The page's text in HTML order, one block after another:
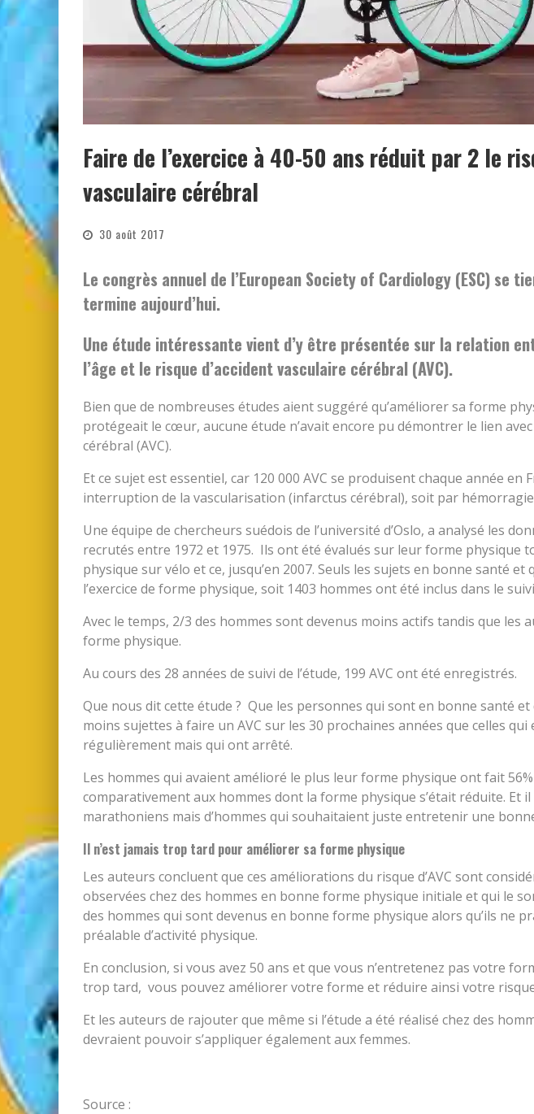
Faire de l’exercice à 40-50 ans réduit par 2 le
vasculaire cérébral
30 août 2017
Le congrès annuel de l’European Society of Cardiology (ESC) se
termine aujourd’hui.
Une étude intéressante vient d’y être présentée sur la relation
l’âge et le risque d’accident vasculaire cérébral (AVC).
Bien que de nombreuses études aient suggéré qu’améliorer sa forme
protégeait le cœur, aucune étude n’avait encore pu démontrer le lien avec
cérébral (AVC).
Et ce sujet est essentiel, car 120 000 AVC se produisent chaque année en
interruption de la vascularisation (infarctus cérébral), soit par
Une équipe de chercheurs suédois de l’université d’Oslo, a analysé les
recrutés entre 1972 et 1975. Ils ont été évalués sur leur forme physique
physique sur vélo et ce, jusqu’en 2007. Seuls les sujets en bonne santé et
l’exercice de forme physique, soit 1403 hommes ont été inclus dans le
Avec le temps, 2/3 des hommes sont devenus moins actifs tandis que les
forme physique.
Au cours des 28 années de suivi de l’étude, 199 AVC ont été enregistrés.
Que nous dit cette étude ? Que les personnes qui sont en bonne santé et
moins sujettes à faire un AVC sur les 30 prochaines années que celles qui
régulièrement mais qui ont arrêté.
Les hommes qui avaient amélioré le plus leur forme physique ont fait 56%
comparativement aux hommes dont la forme physique s’était réduite. Et il
marathoniens mais d’hommes qui souhaitaient juste entretenir une
Il n’est jamais trop tard pour améliorer sa forme physique
Les auteurs concluent que ces améliorations du risque d’AVC sont
observées chez des hommes en bonne forme physique initiale et qui le
des hommes qui sont devenus en bonne forme physique alors qu’ils ne
préalable d’activité physique.
En conclusion, si vous avez 50 ans et que vous n’entretenez pas votre
trop tard, vous pouvez améliorer votre forme et réduire ainsi votre risque
Et les auteurs de rajouter que même si l’étude a été réalisé chez des
devraient pouvoir s’appliquer également aux femmes.
Source :